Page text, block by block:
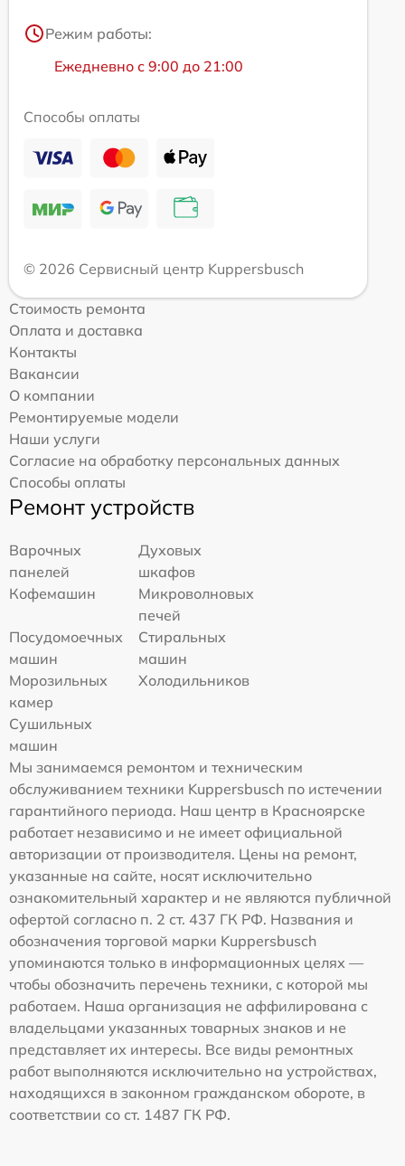
Режим работы:
Ежедневно с 9:00 до 21:00
Способы оплаты
© 2026 Сервисный центр Kuppersbusch
Стоимость ремонта
Оплата и доставка
Контакты
Вакансии
О компании
Ремонтируемые модели
Наши услуги
Согласие на обработку персональных данных
Способы оплаты
Ремонт устройств
Варочных
панелей
Духовых
шкафов
Кофемашин
Микроволновых
печей
Посудомоечных
машин
Стиральных
машин
Морозильных
камер
Холодильников
Сушильных
машин
Мы занимаемся ремонтом и техническим
обслуживанием техники Kuppersbusch по истечении
гарантийного периода. Наш центр в Красноярске
работает независимо и не имеет официальной
авторизации от производителя. Цены на ремонт,
указанные на сайте, носят исключительно
ознакомительный характер и не являются публичной
офертой согласно п. 2 ст. 437 ГК РФ. Названия и
обозначения торговой марки Kuppersbusch
упоминаются только в информационных целях —
чтобы обозначить перечень техники, с которой мы
работаем. Наша организация не аффилирована с
владельцами указанных товарных знаков и не
представляет их интересы. Все виды ремонтных
работ выполняются исключительно на устройствах,
находящихся в законном гражданском обороте, в
соответствии со ст. 1487 ГК РФ.